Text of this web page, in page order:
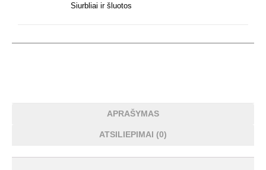
Siurbliai ir šluotos
APRAŠYMAS
ATSILIEPIMAI (0)